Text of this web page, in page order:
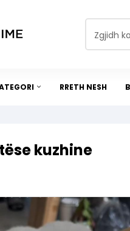
Zgjidh
RRETH NESH
kuzhine